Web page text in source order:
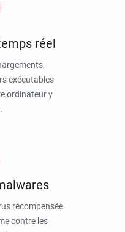
réel
exécutables
ordinateur y
récompensée
contre les